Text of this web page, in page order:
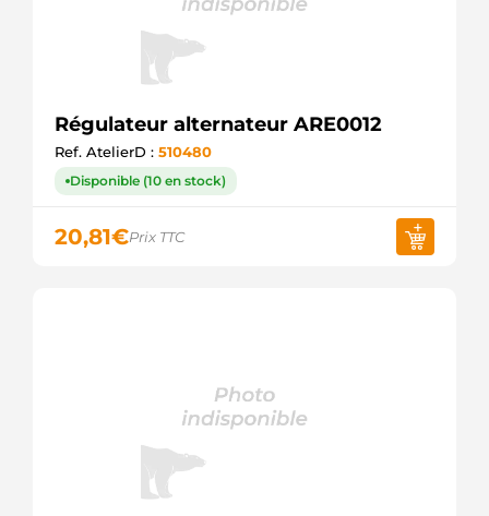
Régulateur alternateur ARE0012
Ref. AtelierD : 510480
Disponible (10 en stock)
20,81€Prix TTC